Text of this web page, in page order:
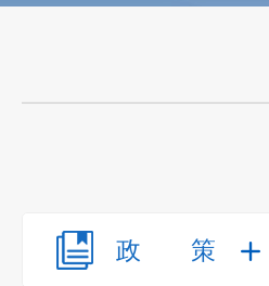
政策